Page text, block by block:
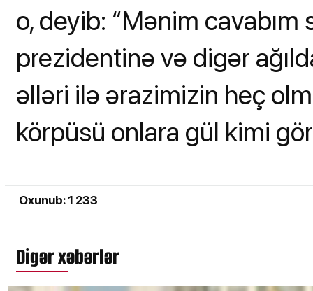
o, deyib: “Mənim
prezidentinə və digər
əlləri ilə ərazimizin heç
körpüsü onlara gül kimi
Oxunub: 1 233
Digər xəbərlər